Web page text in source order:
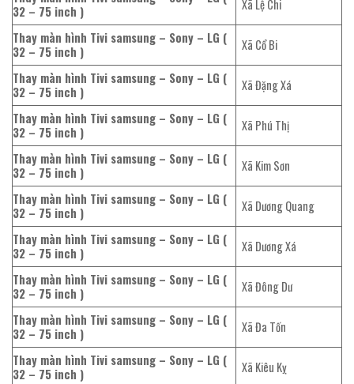
32 – 75 inch )
Xã Lệ Chi
Thay màn hình Tivi samsung – Sony – LG (
32 – 75 inch )
Xã Cổ Bi
Thay màn hình Tivi samsung – Sony – LG (
32 – 75 inch )
Xã Đặng Xá
Thay màn hình Tivi samsung – Sony – LG (
32 – 75 inch )
Xã Phú Thị
Thay màn hình Tivi samsung – Sony – LG (
32 – 75 inch )
Xã Kim Sơn
Thay màn hình Tivi samsung – Sony – LG (
32 – 75 inch )
Xã Dương Quang
Thay màn hình Tivi samsung – Sony – LG (
32 – 75 inch )
Xã Dương Xá
Thay màn hình Tivi samsung – Sony – LG (
32 – 75 inch )
Xã Đông Dư
Thay màn hình Tivi samsung – Sony – LG (
32 – 75 inch )
Xã Đa Tốn
Thay màn hình Tivi samsung – Sony – LG (
32 – 75 inch )
Xã Kiêu Kỵ